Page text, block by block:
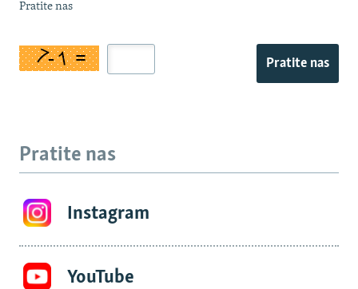
Pratite nas
Pratite nas
Pratite nas
Instagram
YouTube